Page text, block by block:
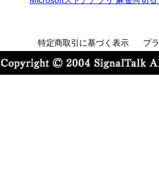
特定商取引に基づく表示 プ